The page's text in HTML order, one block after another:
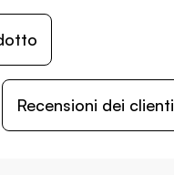
Recensioni dei clienti